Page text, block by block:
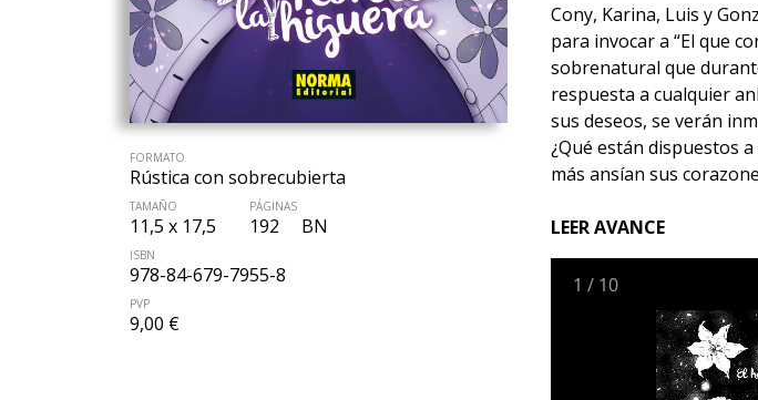
FORMATO
Rústica con sobrecubierta
TAMAÑO
11,5 x 17,5
PÁGINAS
192 BN
ISBN
978-84-679-7955-8
PVP
9,00 €
Cony, Karina, Luis y
para invocar a “El que
sobrenatural que
respuesta a cualquier
sus deseos, se verán
¿Qué están dispuestos
más ansían sus
LEER AVANCE
1 / 10